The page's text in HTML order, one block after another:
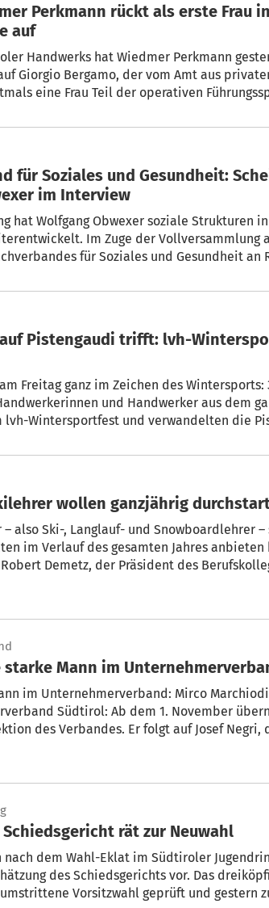
Perkmann rückt als erste Frau
auf
Handwerks hat Wiedmer Perkmann
Giorgio Bergamo, der vom Amt aus
eine Frau Teil der operativen
im Interview
hat Wolfgang Obwexer soziale Strukturen
Im Zuge der Vollversammlung
für Soziales und Gesundheit an
Pistengaudi trifft: lvh-
Freitag ganz im Zeichen des Wintersports:
und Handwerker aus dem
lvh-Wintersportfest und verwandelten die
Veranstaltung vom Ortsausschuss der
Ortsobmann Gerd Trojer.
wollen ganzjährig
also Ski-, Langlauf- und Snowboardlehrer
im Verlauf des gesamten Jahres anbieten
Demetz, der Präsident des
starke Mann im
im Unternehmerverband: Mirco
Südtirol: Ab dem 1. November
des Verbandes. Er folgt auf Josef Negri,
getroffen worden.
Schiedsgericht rät zur Neuwahl
nach dem Wahl-Eklat im Südtiroler
des Schiedsgerichts vor. Das
Vorsitzwahl geprüft und gestern